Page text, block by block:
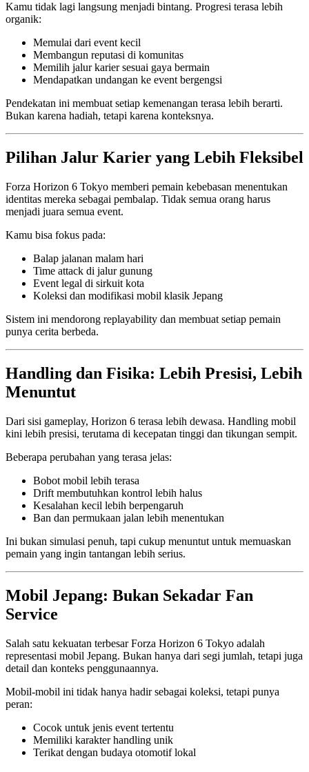
Kamu tidak lagi langsung menjadi bintang. Progresi terasa lebih
organik:
Memulai dari event kecil
Membangun reputasi di komunitas
Memilih jalur karier sesuai gaya bermain
Mendapatkan undangan ke event bergengsi
Pendekatan ini membuat setiap kemenangan terasa lebih berarti.
Bukan karena hadiah, tetapi karena konteksnya.
Pilihan Jalur Karier yang Lebih Fleksibel
Forza Horizon 6 Tokyo memberi pemain kebebasan menentukan
identitas mereka sebagai pembalap. Tidak semua orang harus
menjadi juara semua event.
Kamu bisa fokus pada:
Balap jalanan malam hari
Time attack di jalur gunung
Event legal di sirkuit kota
Koleksi dan modifikasi mobil klasik Jepang
Sistem ini mendorong replayability dan membuat setiap pemain
punya cerita berbeda.
Handling dan Fisika: Lebih Presisi, Lebih
Menuntut
Dari sisi gameplay, Horizon 6 terasa lebih dewasa. Handling mobil
kini lebih presisi, terutama di kecepatan tinggi dan tikungan sempit.
Beberapa perubahan yang terasa jelas:
Bobot mobil lebih terasa
Drift membutuhkan kontrol lebih halus
Kesalahan kecil lebih berpengaruh
Ban dan permukaan jalan lebih menentukan
Ini bukan simulasi penuh, tapi cukup menuntut untuk memuaskan
pemain yang ingin tantangan lebih serius.
Mobil Jepang: Bukan Sekadar Fan
Service
Salah satu kekuatan terbesar Forza Horizon 6 Tokyo adalah
representasi mobil Jepang. Bukan hanya dari segi jumlah, tetapi juga
detail dan konteks penggunaannya.
Mobil-mobil ini tidak hanya hadir sebagai koleksi, tetapi punya
peran:
Cocok untuk jenis event tertentu
Memiliki karakter handling unik
Terikat dengan budaya otomotif lokal